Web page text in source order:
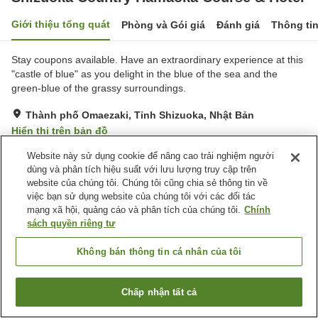
Giới thiệu tổng quát Phòng và Gói giá Đánh giá Thông
Stay coupons available. Have an extraordinary experience at this
"castle of blue" as you delight in the blue of the sea and the
green-blue of the grassy surroundings.
Thành phố Omaezaki, Tỉnh Shizuoka, Nhật Bản
Hiển thị trên bản đồ
Rất tốt Đánh giá:24lượt
Tiện nghi chỗ nghỉ
Bãi đỗ xe
Xông hơi
Spa / Salon
Trang chủ Nhật Bản Tỉnh Shizuoka
Thành phố Omaezaki
Shizuoka Country Hamaoka Course & Hotel
Tìm phòng trống
Website này sử dụng cookie để nâng cao trải nghiệm người
dùng và phân tích hiệu suất với lưu lượng truy cập trên
website của chúng tôi. Chúng tôi cũng chia sẻ thông tin về
việc bạn sử dụng website của chúng tôi với các đối tác
mạng xã hội, quảng cáo và phân tích của chúng tôi. Chính
sách quyền riêng tư
Không bán thông tin cá nhân của tôi
Chấp nhận tất cả